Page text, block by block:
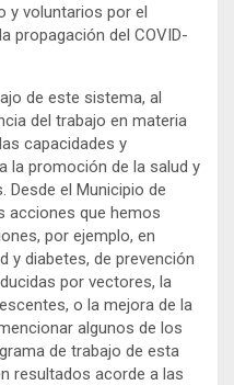
y voluntarios por el
propagación del COVID-
de este sistema, al
del trabajo en materia
capacidades y
la promoción de la salud y
Desde el Municipio de
acciones que hemos
por ejemplo, en
y diabetes, de prevención
por vectores, la
o la mejora de la
algunos de los
de trabajo de esta
resultados acorde a las